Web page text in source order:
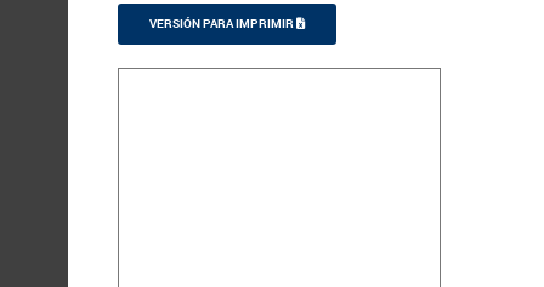
VERSIÓN PARA IMPRIMIR